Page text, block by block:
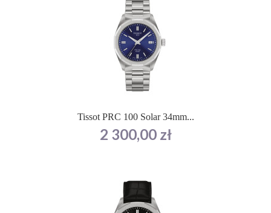
Tissot PRC 100 Solar 34mm...
Cena
2 300,00 zł